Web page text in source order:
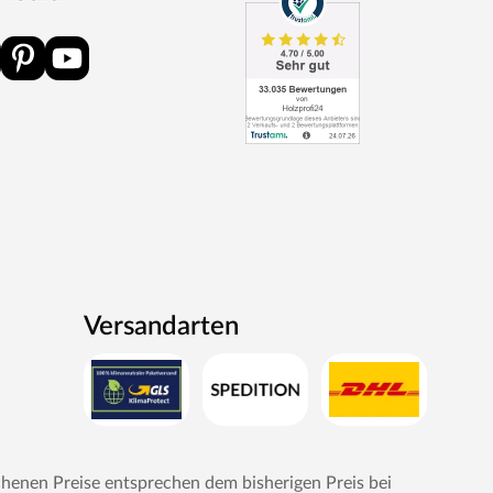
Versandarten
Preise entsprechen dem bisherigen Preis bei